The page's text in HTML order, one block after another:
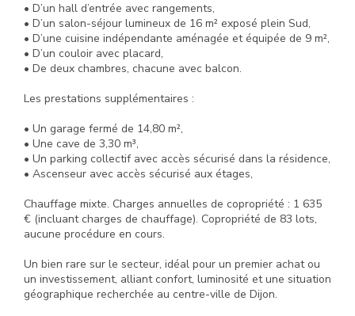
• D’un hall d’entrée avec rangements,
• D’un salon-séjour lumineux de 16 m² exposé plein Sud,
• D’une cuisine indépendante aménagée et équipée de 9 m²,
• D’un couloir avec placard,
• De deux chambres, chacune avec balcon.
Les prestations supplémentaires :
• Un garage fermé de 14,80 m²,
• Une cave de 3,30 m³,
• Un parking collectif avec accès sécurisé dans la résidence,
• Ascenseur avec accès sécurisé aux étages,
Chauffage mixte. Charges annuelles de copropriété : 1 635
€ (incluant charges de chauffage). Copropriété de 83 lots,
aucune procédure en cours.
Un bien rare sur le secteur, idéal pour un premier achat ou
un investissement, alliant confort, luminosité et une situation
géographique recherchée au centre-ville de Dijon.